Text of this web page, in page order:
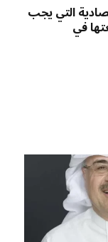
التي يجب
في